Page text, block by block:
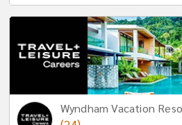
Wyndham Vacation